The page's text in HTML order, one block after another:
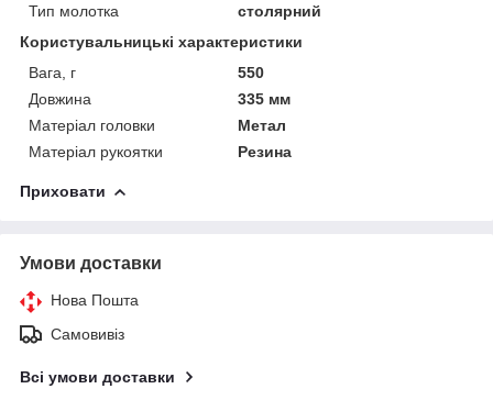
Тип молотка
столярний
Користувальницькі характеристики
Вага, г
550
Довжина
335 мм
Матеріал головки
Метал
Матеріал рукоятки
Резина
Приховати
Умови доставки
Нова Пошта
Самовивіз
Всі умови доставки